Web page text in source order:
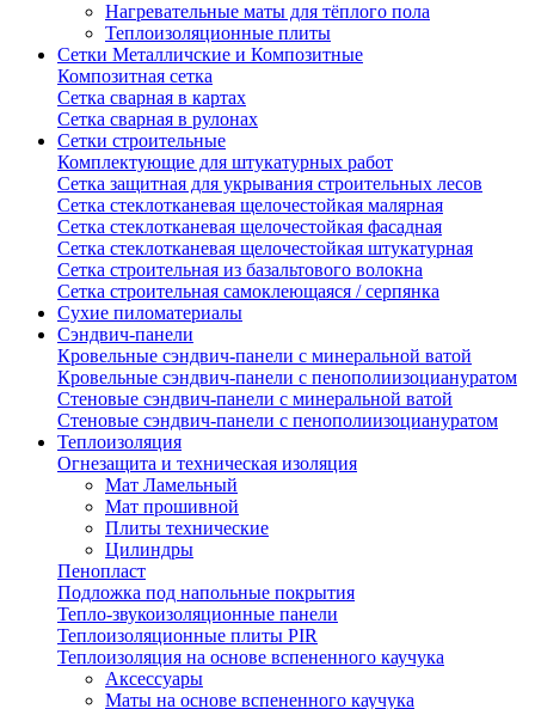
Нагревательные маты для тёплого пола
Теплоизоляционные плиты
Сетки Металличские и Композитные
Композитная сетка
Сетка сварная в картах
Сетка сварная в рулонах
Сетки строительные
Комплектующие для штукатурных работ
Сетка защитная для укрывания строительных лесов
Сетка стеклотканевая щелочестойкая малярная
Сетка стеклотканевая щелочестойкая фасадная
Сетка стеклотканевая щелочестойкая штукатурная
Сетка строительная из базальтового волокна
Сетка строительная самоклеющаяся / серпянка
Сухие пиломатериалы
Сэндвич-панели
Кровельные сэндвич-панели с минеральной ватой
Кровельные сэндвич-панели с пенополиизоциануратом
Стеновые сэндвич-панели с минеральной ватой
Стеновые сэндвич-панели с пенополиизоциануратом
Теплоизоляция
Огнезащита и техническая изоляция
Мат Ламельный
Мат прошивной
Плиты технические
Цилиндры
Пенопласт
Подложка под напольные покрытия
Тепло-звукоизоляционные панели
Теплоизоляционные плиты PIR
Теплоизоляция на основе вспененного каучука
Аксессуары
Маты на основе вспененного каучука